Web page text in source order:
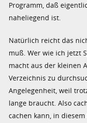
Programm, daß
naheliegend ist.
Natürlich reicht das
muß. Wer wie ich jetzt
macht aus der kleinen
Verzeichnis zu
Angelegenheit, weil
lange braucht. Also
cachen kann, in